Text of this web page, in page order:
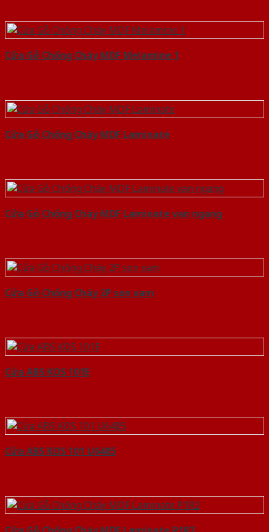
Cửa Gỗ Chống Cháy MDF Melamine 1
Cửa Gỗ Chống Cháy MDF Laminate
Cửa Gỗ Chống Cháy MDF Laminate van ngang
Cửa Gỗ Chống Cháy 2P son xam
Cửa ABS KOS 101E
Cửa ABS KOS 101 U6405